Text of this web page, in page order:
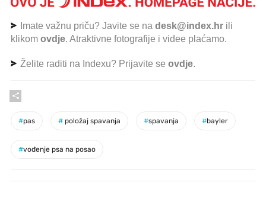
Imate važnu priču? Javite se na desk@index.hr ili
klikom ovdje. Atraktivne fotografije i videe plaćamo.
Želite raditi na Indexu? Prijavite se ovdje.
#pas # položaj spavanja #spavanja #bayler
#vođenje psa na posao